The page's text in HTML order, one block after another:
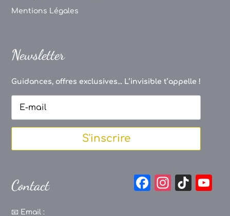
Mentions Légales
Newsletter
Guidances, offres exclusives... L’invisible t’appelle !
S'inscrire
Contact
📧 Email :
F
In Ti